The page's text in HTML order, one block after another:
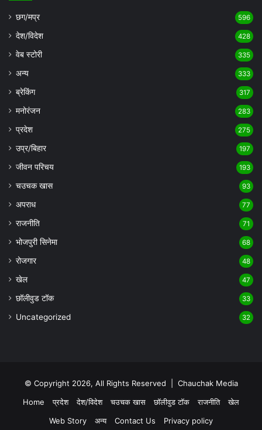
छग/मप्र 596
देश/विदेश 428
वेब स्टोरी 335
अन्य 333
ब्रेकिंग 317
मनोरंजन 283
प्रदेश 275
उप्र/बिहार 197
जीवन परिचय 193
चउचक खास 93
अपराध 77
राजनीति 71
भोजपुरी सिनेमा 68
रोजगार 48
खेल 47
छॉलीवुड टॉक 33
Uncategorized 32
© Copyright 2026, All Rights Reserved | Chauchak Media
Home
प्रदेश देश/विदेश चउचक खास छॉलीवुड टॉक राजनीति
खेल
Web Story
अन्य Contact Us Privacy policy